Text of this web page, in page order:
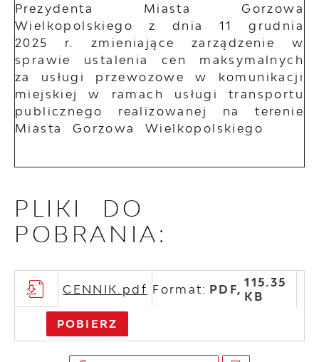
Prezydenta Miasta Gorzowa
Wielkopolskiego z dnia 11 grudnia
2025 r. zmieniające zarządzenie w
sprawie ustalenia cen maksymalnych
za usługi przewozowe w komunikacji
miejskiej w ramach usługi transportu
publicznego realizowanej na terenie
Miasta Gorzowa Wielkopolskiego
PLIKI DO
POBRANIA:
CENNIK.pdf Format: PDF, 115.35
KB
POBIERZ